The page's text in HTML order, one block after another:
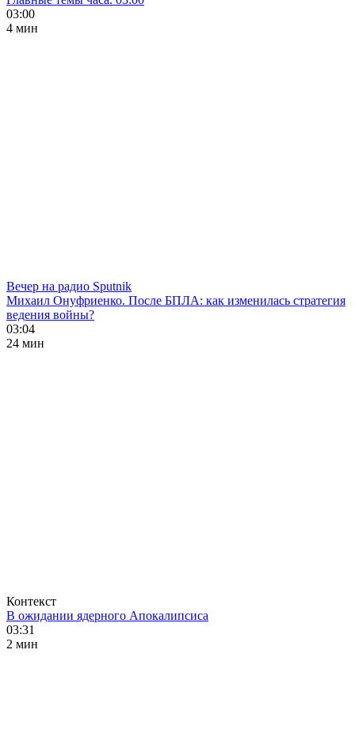
03:00
4 мин
Вечер на радио Sputnik
Михаил Онуфриенко. После БПЛА: как изменилась стратегия
ведения войны?
03:04
24 мин
Контекст
В ожидании ядерного Апокалипсиса
03:31
2 мин